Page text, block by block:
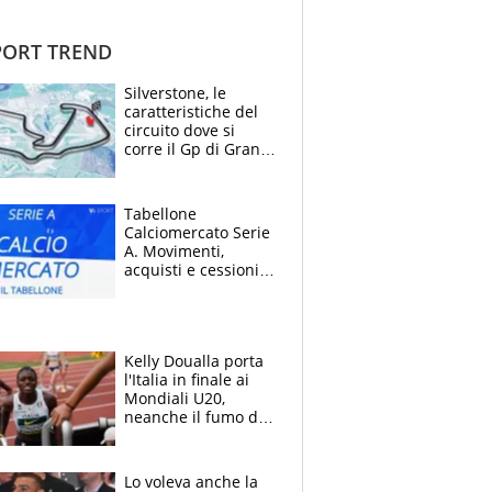
TREND
Silverstone, le
caratteristiche del
circuito dove si
corre il Gp di Gran
Tabellone
Calciomercato Serie
A. Movimenti,
acquisti e cessioni:
Kelly Doualla porta
l'Italia in finale ai
Mondiali U20,
neanche il fumo di
Lo voleva anche la